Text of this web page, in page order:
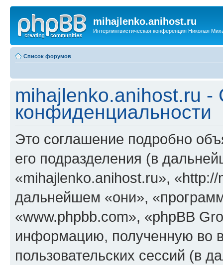
mihajlenko.anihost.ru
Интерлингвистическая конференция Николая
Список форумов
mihajlenko.anihost.ru -
конфиденциальности
Это соглашение подробно
его подразделения (в
«mihajlenko.anihost.ru»,
дальнейшем «они»,
«www.phpbb.com», «phpBB
информацию, полученную во
пользовательских сессий (в